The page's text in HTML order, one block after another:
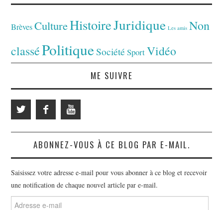
Brèves CultureHistoireJuridique Les amis Non
classéPolitiqueSociété SportVidéo
ME SUIVRE
ABONNEZ-VOUS À CE BLOG PAR E-MAIL.
Saisissez votre adresse e-mail pour vous abonner à ce blog et recevoir
une notification de chaque nouvel article par e-mail.
Adresse